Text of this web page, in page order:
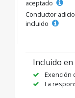
aceptado
Conductor
incluido
Incluido en
Exención
La